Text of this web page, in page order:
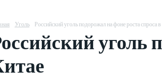
Уголь Российский уголь подорожал на фоне роста спроса
уголь